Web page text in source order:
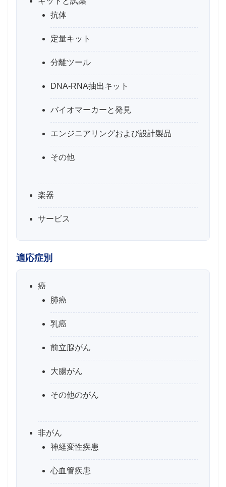
抗体
定量キット
分離ツール
DNA-RNA抽出キット
バイオマーカーと発見
エンジニアリングおよび設計製品
その他
楽器
サービス
適応症別
癌
肺癌
乳癌
前立腺がん
大腸がん
その他のがん
非がん
神経変性疾患
心血管疾患